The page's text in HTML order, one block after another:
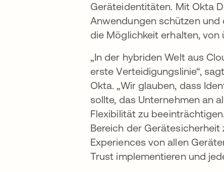
Geräteidentitäten. Mit Okta
Anwendungen schützen
die Möglichkeit erhalten, von
„In der hybriden Welt aus
erste Verteidigungslinie“,
Okta. „Wir glauben, dass
sollte, das Unternehmen an
Flexibilität zu
Bereich der
Experiences von allen
Trust implementieren und